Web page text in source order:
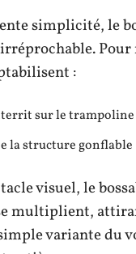
simplicité, le
:
sur le trampoline
la structure gonflable
visuel, le
multiplient,
variante du